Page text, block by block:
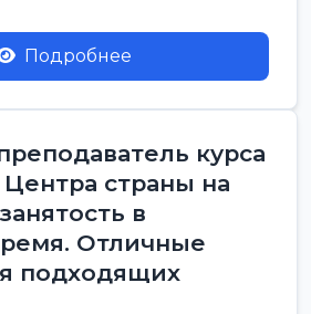
Подробнее
курса
страны на
в
Отличные
подходящих